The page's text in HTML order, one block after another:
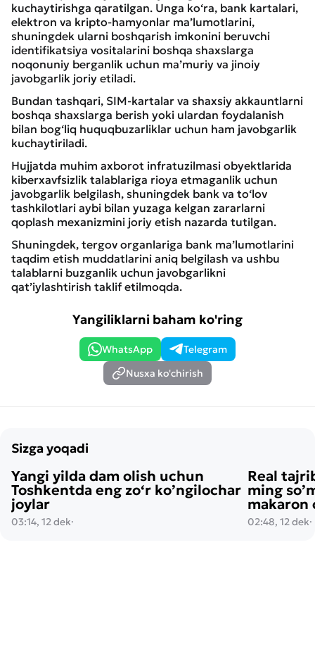
kuchaytirishga qaratilgan. Unga ko‘ra, bank kartalari,
elektron va kripto-hamyonlar ma’lumotlarini,
shuningdek ularni boshqarish imkonini beruvchi
identifikatsiya vositalarini boshqa shaxslarga
noqonuniy berganlik uchun ma’muriy va jinoiy
javobgarlik joriy etiladi.
Bundan tashqari, SIM-kartalar va shaxsiy akkauntlarni
boshqa shaxslarga berish yoki ulardan foydalanish
bilan bog‘liq huquqbuzarliklar uchun ham javobgarlik
kuchaytiriladi.
Hujjatda muhim axborot infratuzilmasi obyektlarida
kiberxavfsizlik talablariga rioya etmaganlik uchun
javobgarlik belgilash, shuningdek bank va to‘lov
tashkilotlari aybi bilan yuzaga kelgan zararlarni
qoplash mexanizmini joriy etish nazarda tutilgan.
Shuningdek, tergov organlariga bank ma’lumotlarini
taqdim etish muddatlarini aniq belgilash va ushbu
talablarni buzganlik uchun javobgarlikni
qat’iylashtirish taklif etilmoqda.
Yangiliklarni baham ko'ring
WhatsApp
Telegram
Nusxa ko'chirish
Sizga yoqadi
Yangi yilda dam olish uchun
Toshkentda eng zo‘r ko’ngilochar
joylar
03:14, 12 dek·
Real
ming
makaron
02:48, 12 dek·